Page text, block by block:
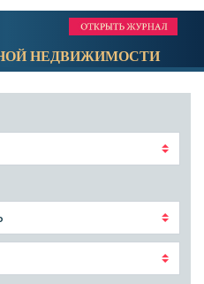
НЕДВИЖИМОСТИ